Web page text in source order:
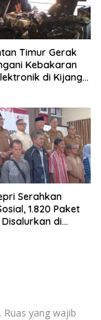
Timur Gerak
Kebakaran
di Kijang
Serahkan
1.820 Paket
di
Ruas yang wajib